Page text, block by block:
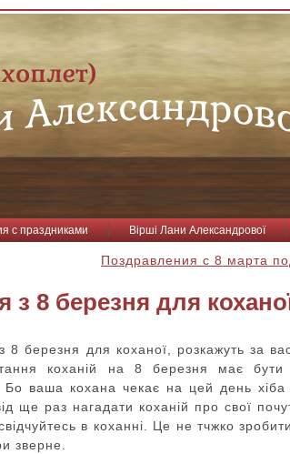
с праздниками Вірші Лани Александрової
Поздравления с 8 марта
з 8 березня для
8 березня для коханої, розкажуть за
коханій на 8 березня має
ваша кохана чекає на цей день
ще раз нагадати коханій про свої
в коханні. Це не тчжко
зверне.